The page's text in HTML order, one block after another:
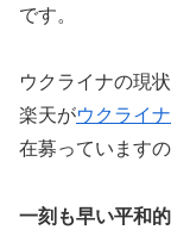
です。
ウクライナの現
楽天がウクライ
在募っています
一刻も早い平和